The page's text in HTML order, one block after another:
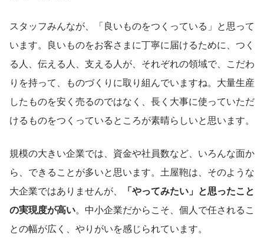
スタッフみんなが、「良いものをつくっている」と思って
います。良いものをお客さまに丁寧に届けるために、つく
る人、伝える人、支える人が、それぞれの領域で、こだわ
りを持って、ものづくりに取り組んでいますね。大量生産
したものを安く売るのではなく、長く大事に使っていただ
けるものをつくっているところが素晴らしいと思います。
規模の大きい企業では、資金や社員数など、いろんな面か
ら、できることが多いと思います。土屋鞄は、そのような
大企業ではありませんが、
「やってみたい」と思ったこと
の実現度が高い。中小企業だからこそ、個人で任されるこ
との幅が広く、やりがいを感じられています。